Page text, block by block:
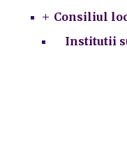
Consiliul
Institutii